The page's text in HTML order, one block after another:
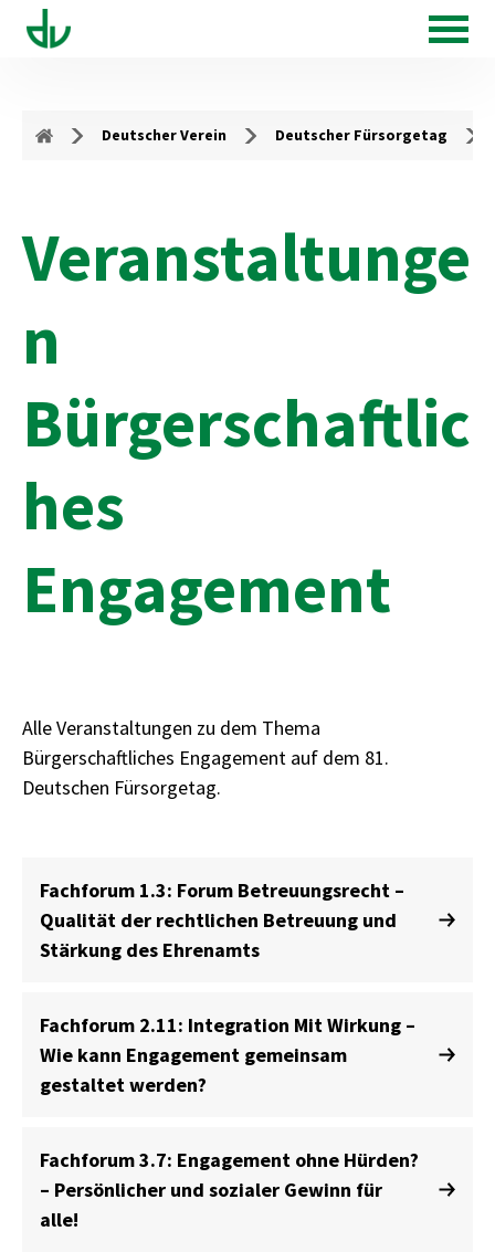
Deutscher Verein Deutscher Fürsorgetag
Veranstaltunge
n
Bürgerschaftlic
hes
Engagement
Alle Veranstaltungen zu dem Thema
Bürgerschaftliches Engagement auf dem 81.
Deutschen Fürsorgetag.
Fachforum 1.3: Forum Betreuungsrecht –
Qualität der rechtlichen Betreuung und
Stärkung des Ehrenamts
Fachforum 2.11: Integration Mit Wirkung –
Wie kann Engagement gemeinsam
gestaltet werden?
Fachforum 3.7: Engagement ohne Hürden?
– Persönlicher und sozialer Gewinn für
alle!